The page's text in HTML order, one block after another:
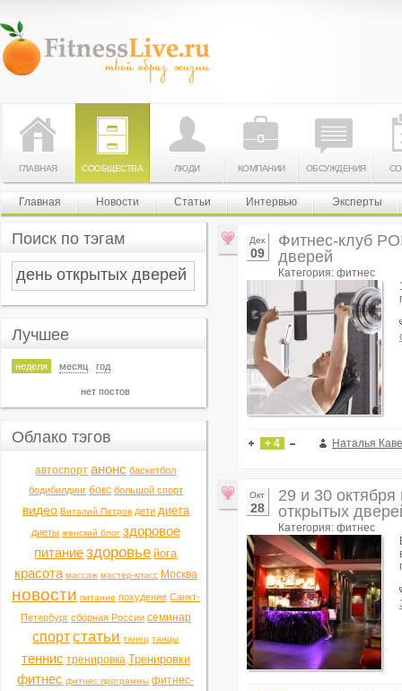
ГЛАВНАЯ СООБЩЕСТВА ЛЮДИ КОМПАНИИ ОБСУЖДЕНИЯ
Главная Новости Статьи Интервью Эксперты
Дек
09
Фитнес-клуб
дверей
Категория: фитнес
+ 4 Наталья
Окт
28
29 и 30
открытых
Категория: фитнес
Поиск по тэгам
Лучшее
неделя месяц год
нет постов
Облако тэгов
автоспорт анонс баскетбол
бодибилдинг бокс большой спорт
видео Виталий Петров дети диета
диеты женский блог здоровое
питание здоровье йога
красота массаж мастер-класс Москва
новости питание похудение Санкт-
Петербург сборная России семинар
спорт статьи танец танцы
теннис тренировка Тренировки
фитнес фитнес программы фитнес-